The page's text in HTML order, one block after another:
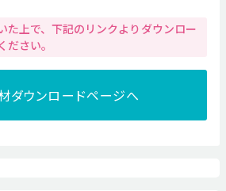
た上で、下記のリンクよりダウンロー
ださい。
ダウンロードページへ